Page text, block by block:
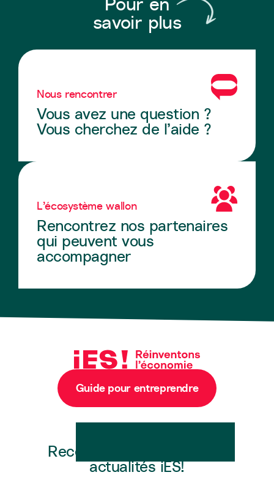
savoir plus
Nous rencontrer
Vous avez une question ?
Vous cherchez de l’aide ?
L’écosystème wallon
Rencontrez nos partenaires
qui peuvent vous
accompagner
Guide pour entreprendre
Recevez en exclusivité les
actualités iES!